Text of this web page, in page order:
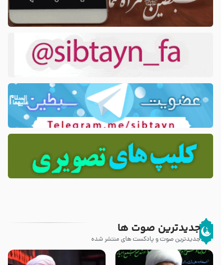
جدیدترین صوت ها
جدیدترین صوت و پادکست های منتشر شده